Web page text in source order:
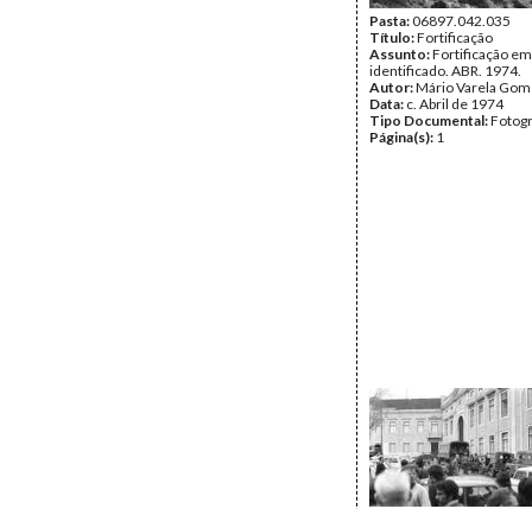
Pasta:06897.042.035
Título:Fortificação
Assunto:Fortificação
identificado. ABR. 1974.
Autor:Mário Varela
Data: c. Abril de 1974
Tipo Documental:
Página(s): 1